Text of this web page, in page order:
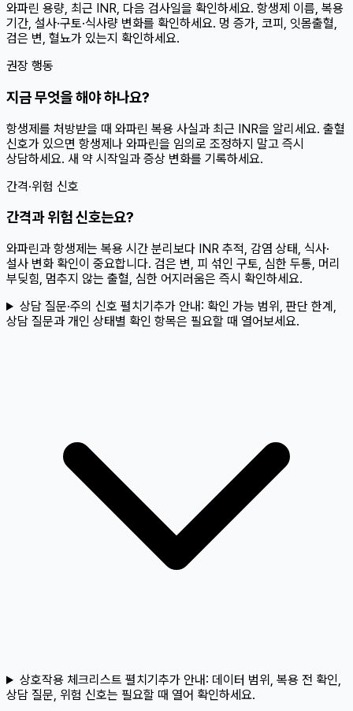
와파린 용량, 최근 INR, 다음 검사일을 확인하세요. 항생제 이름, 복용
기간, 설사·구토·식사량 변화를 확인하세요. 멍 증가, 코피, 잇몸출혈,
검은 변, 혈뇨가 있는지 확인하세요.
권장 행동
지금 무엇을 해야 하나요?
항생제를 처방받을 때 와파린 복용 사실과 최근 INR을 알리세요. 출혈
신호가 있으면 항생제나 와파린을 임의로 조정하지 말고 즉시
상담하세요. 새 약 시작일과 증상 변화를 기록하세요.
간격·위험 신호
간격과 위험 신호는요?
와파린과 항생제는 복용 시간 분리보다 INR 추적, 감염 상태, 식사·
설사 변화 확인이 중요합니다. 검은 변, 피 섞인 구토, 심한 두통, 머리
부딪힘, 멈추지 않는 출혈, 심한 어지러움은 즉시 확인하세요.
상담 질문·주의 신호 펼치기추가 안내: 확인 가능 범위, 판단 한계,
상담 질문과 개인 상태별 확인 항목은 필요할 때 열어보세요.
상호작용 체크리스트 펼치기추가 안내: 데이터 범위, 복용 전 확인,
상담 질문, 위험 신호는 필요할 때 열어 확인하세요.